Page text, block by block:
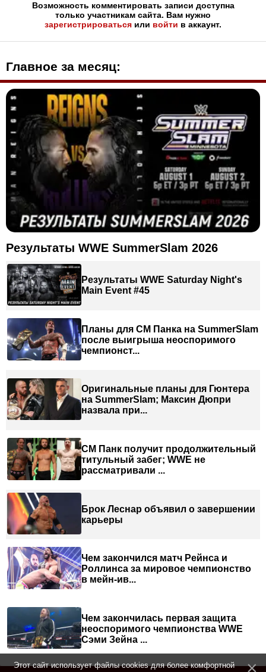
Возможность комментировать записи доступна
только участникам сайта. Вам нужно
зарегистрироваться или войти в аккаунт.
Главное за месяц:
Результаты WWE SummerSlam 2026
Результаты WWE Saturday Night's
Main Event #45
Планы для СМ Панка на SummerSlam
после выигрыша неоспоримого
чемпионст...
Оригинальные планы для Гюнтера
на SummerSlam; Максин Дюпри
назвала при...
СМ Панк получит продолжительный
титульный забег; WWE не
рассматривали ...
Брок Леснар объявил о завершении
карьеры
Чем закончился матч Рейнса и
Роллинса за мировое чемпионство
в мейн-ив...
Чем закончилась первая защита
неоспоримого чемпионства WWE
Сэми Зейна ...
Этот сайт использует файлы cookies для более комфортной